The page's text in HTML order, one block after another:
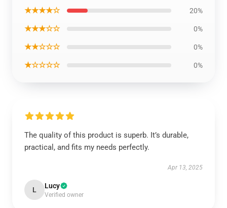
★★★★☆ 20%
★★★☆☆ 0%
★★☆☆☆ 0%
★☆☆☆☆ 0%
The quality of this product is superb. It’s durable,
practical, and fits my needs perfectly.
Apr 13, 2025
L Lucy
Verified owner